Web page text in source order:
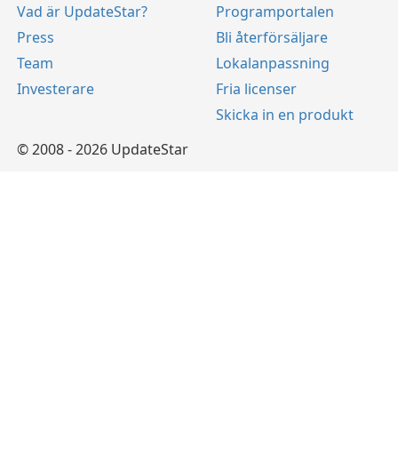
Vad är UpdateStar?
Press
Team
Investerare
Programportalen
Bli återförsäljare
Lokalanpassning
Fria licenser
Skicka in en produkt
© 2008 - 2026 UpdateStar